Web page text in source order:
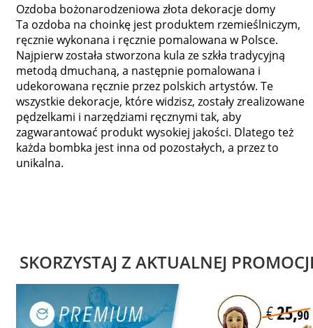
Ozdoba bożonarodzeniowa złota dekoracje domy
Ta ozdoba na choinkę jest produktem rzemieślniczym,
ręcznie wykonana i ręcznie pomalowana w Polsce.
Najpierw została stworzona kula ze szkła tradycyjną
metodą dmuchaną, a następnie pomalowana i
udekorowana ręcznie przez polskich artystów. Te
wszystkie dekoracje, które widzisz, zostały zrealizowane
pędzelkami i narzędziami ręcznymi tak, aby
zagwarantować produkt wysokiej jakości. Dlatego też
każda bombka jest inna od pozostałych, a przez to
unikalna.
SKORZYSTAJ Z AKTUALNEJ